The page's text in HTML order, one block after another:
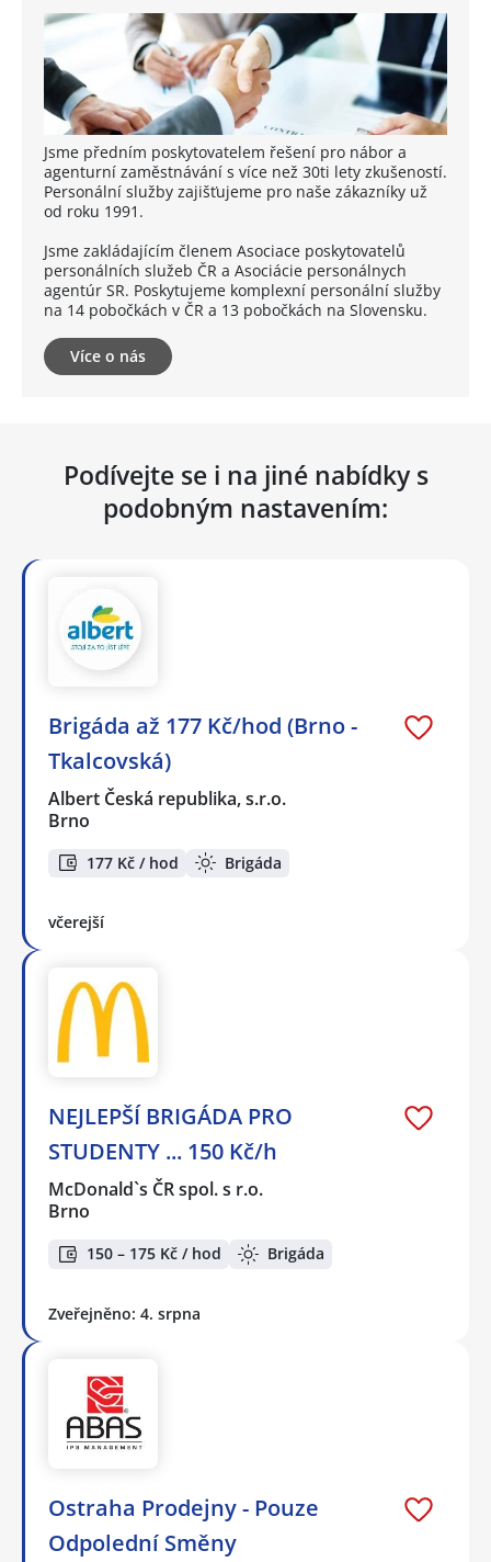
Jsme předním poskytovatelem řešení pro nábor a
agenturní zaměstnávání s více než 30ti lety zkušeností.
Personální služby zajišťujeme pro naše zákazníky už
od roku 1991.
Jsme zakládajícím členem Asociace poskytovatelů
personálních služeb ČR a Asociácie personálnych
agentúr SR. Poskytujeme komplexní personální služby
na 14 pobočkách v ČR a 13 pobočkách na Slovensku.
Více o nás
Podívejte se i na jiné nabídky s
podobným nastavením:
Brigáda až 177 Kč/hod (Brno -
Tkalcovská)
Albert Česká republika, s.r.o.
Brno
177 Kč / hod Brigáda
včerejší
NEJLEPŠÍ BRIGÁDA PRO
STUDENTY ... 150 Kč/h
McDonald`s ČR spol. s r.o.
Brno
150 – 175 Kč / hod Brigáda
Zveřejněno: 4. srpna
Ostraha Prodejny - Pouze
Odpolední Směny